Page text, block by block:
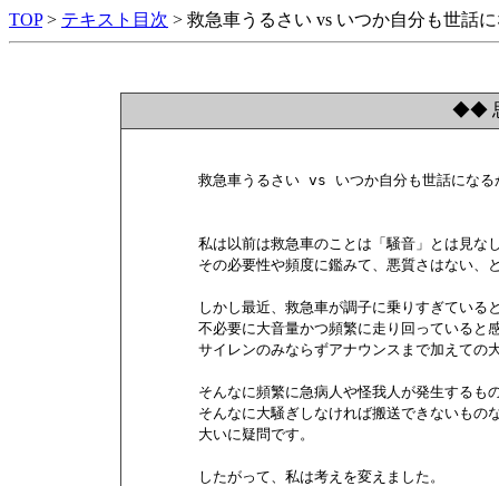
TOP> テキスト目次 > 救急車うるさい vs いつか自分も世話
◆◆
救急車うるさい vs いつか自分も世話になる
私は以前は救急車のことは「騒音」とは見な
その必要性や頻度に鑑みて、悪質さはない、
しかし最近、救急車が調子に乗りすぎている
不必要に大音量かつ頻繁に走り回っていると
サイレンのみならずアナウンスまで加えての
そんなに頻繁に急病人や怪我人が発生するも
そんなに大騒ぎしなければ搬送できないもの
        大いに疑問です。
        したがって、私は考えを変えました。